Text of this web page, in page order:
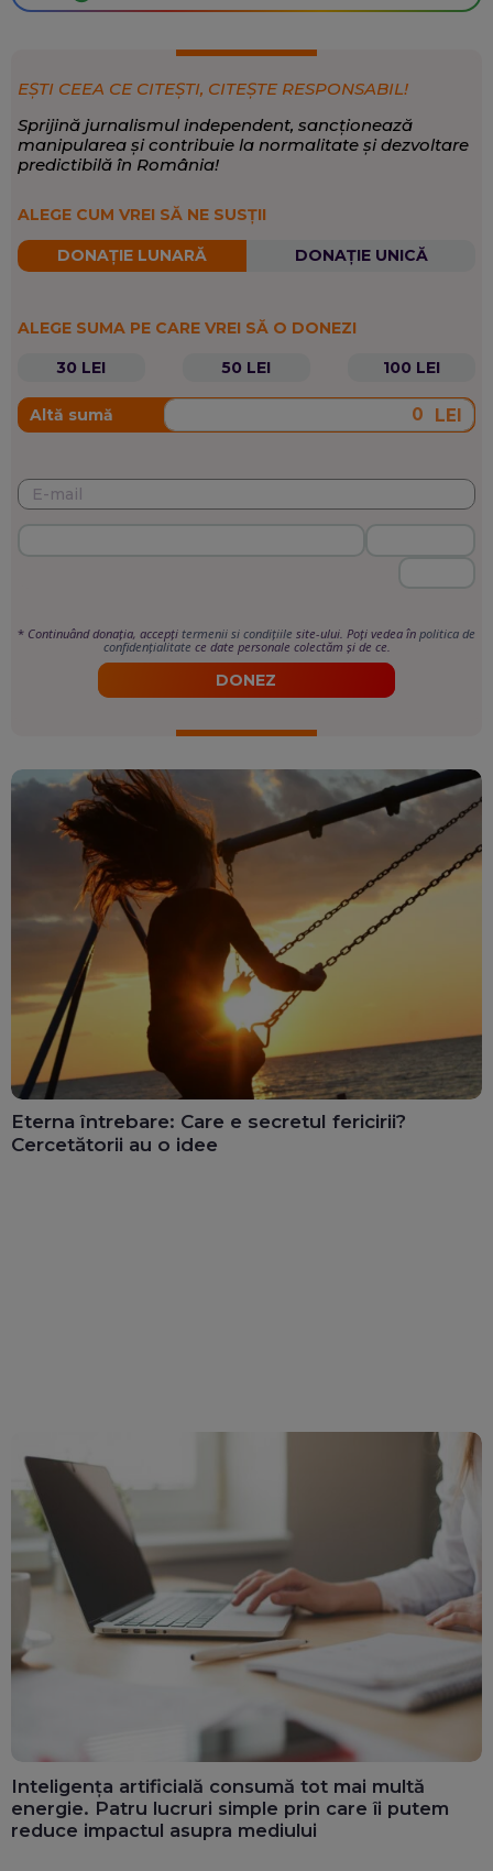
EȘTI CEEA CE CITEȘTI, CITEȘTE RESPONSABIL!
Sprijină jurnalismul independent, sancționează
manipularea și contribuie la normalitate și dezvoltare
predictibilă în România!
ALEGE CUM VREI SĂ NE SUSȚII
DONAȚIE LUNARĂ DONAȚIE UNICĂ
ALEGE SUMA PE CARE VREI SĂ O DONEZI
30 LEI
50 LEI 100 LEI
Altă sumă LEI
* Continuând donația, accepți termenii si condițiile site-ului. Poți vedea în politica de
confidențialitate ce date personale colectăm și de ce.
DONEZ
Eterna întrebare: Care e secretul fericirii?
Cercetătorii au o idee
Inteligența artificială consumă tot mai multă
energie. Patru lucruri simple prin care îi putem
reduce impactul asupra mediului